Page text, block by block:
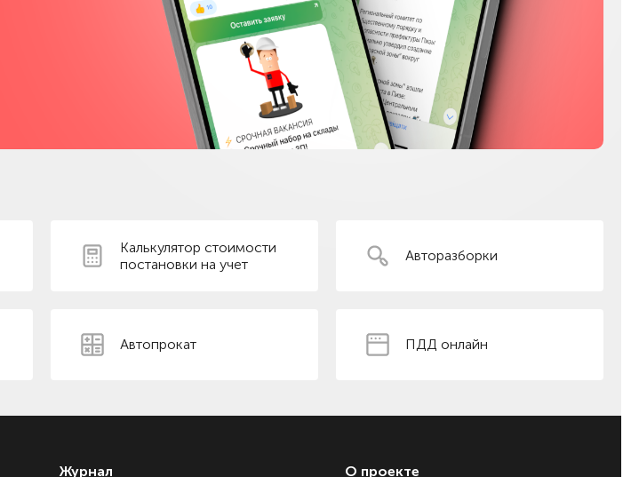
Калькулятор стоимости
постановки на учет
Авторазборки
Автопрокат ПДД онлайн
Журнал О проекте